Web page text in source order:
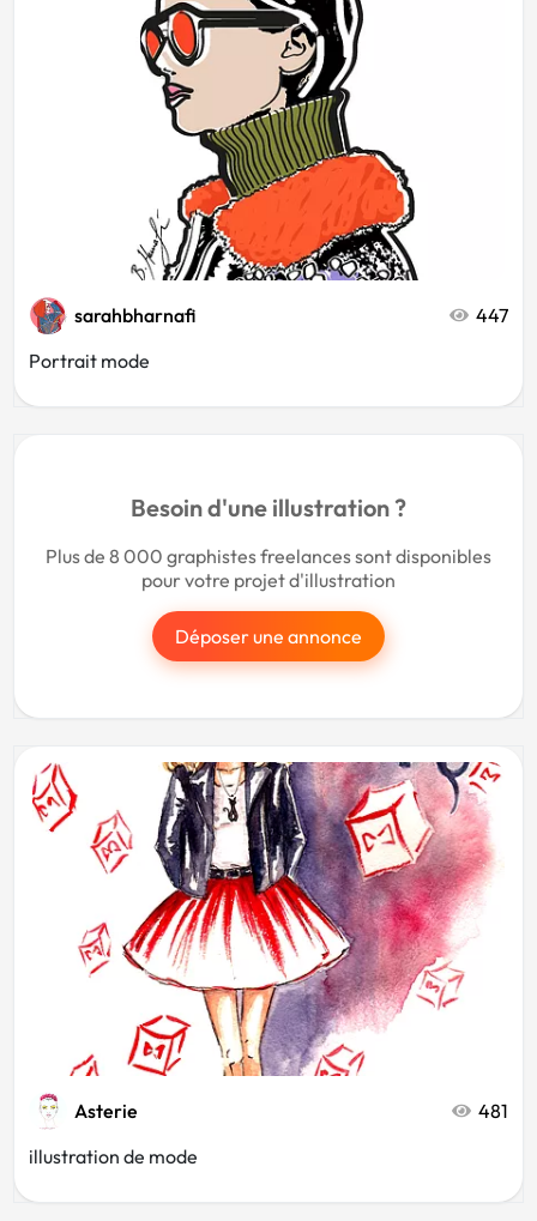
sarahbharnafi
447
Portrait mode
Besoin d'une illustration ?
Plus de 8 000 graphistes freelances sont disponibles
pour votre projet d'illustration
Déposer une annonce
Asterie
481
illustration de mode